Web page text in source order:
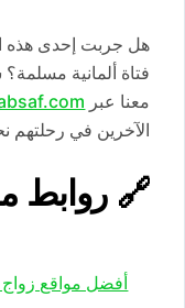
هل جربت إحدى هذه
فتاة ألمانية
معنا عبر
الآخرين في رحلتهم
🔗روابط
أفضل مواقع